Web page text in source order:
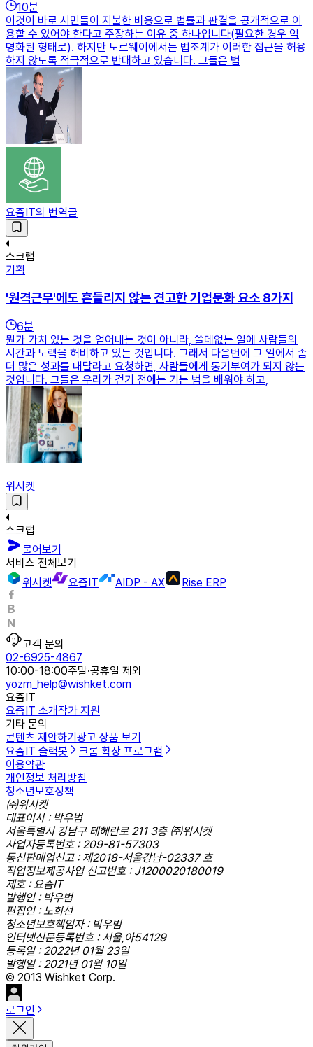
10분
이것이 바로 시민들이 지불한 비용으로 법률과 판결을 공개적으로 이
용할 수 있어야 한다고 주장하는 이유 중 하나입니다(필요한 경우 익
명화된 형태로). 하지만 노르웨이에서는 법조계가 이러한 접근을 허용
하지 않도록 적극적으로 반대하고 있습니다. 그들은 법
요즘IT의 번역글
스크랩
기획
'원격근무'에도 흔들리지 않는 견고한 기업문화 요소 8가지
6분
뭔가 가치 있는 것을 얻어내는 것이 아니라, 쓸데없는 일에 사람들의
시간과 노력을 허비하고 있는 것입니다. 그래서 다음번에 그 일에서 좀
더 많은 성과를 내달라고 요청하면, 사람들에게 동기부여가 되지 않는
것입니다. 그들은 우리가 걷기 전에는 기는 법을 배워야 하고,
위시켓
스크랩
물어보기
서비스 전체보기
위시켓
요즘IT AIDP - AX Rise ERP
고객 문의
02-6925-4867
10:00-18:00주말·공휴일 제외
yozm_help@wishket.com
요즘IT
요즘IT 소개작가 지원
기타 문의
콘텐츠 제안하기광고 상품 보기
요즘IT 슬랙봇
크롬 확장 프로그램
이용약관
개인정보 처리방침
청소년보호정책
㈜위시켓
대표이사 : 박우범
서울특별시 강남구 테헤란로 211 3층 ㈜위시켓
사업자등록번호 : 209-81-57303
통신판매업신고 : 제2018-서울강남-02337 호
직업정보제공사업 신고번호 : J1200020180019
제호 : 요즘IT
발행인 : 박우범
편집인 : 노희선
청소년보호책임자 : 박우범
인터넷신문등록번호 : 서울,아54129
등록일 : 2022년 01월 23일
발행일 : 2021년 01월 10일
© 2013 Wishket Corp.
로그인